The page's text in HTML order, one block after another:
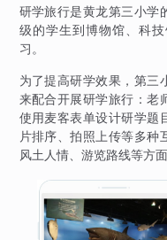
研学旅行是黄龙第三小学
级的学生到博物馆、科
习。
为了提高研学效果，第三
来配合开展研学旅行：老
使用麦客表单设计研学题
片排序、拍照上传等多种
风土人情、游览路线等方